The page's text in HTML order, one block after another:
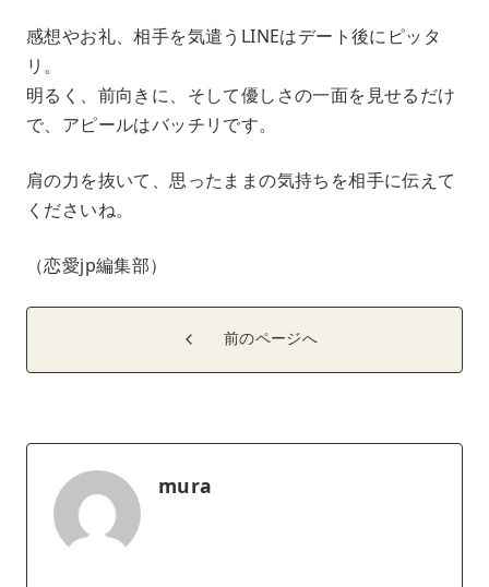
感想やお礼、相手を気遣うLINEはデート後にピッタ
リ。
明るく、前向きに、そして優しさの一面を見せるだけ
で、アピールはバッチリです。
肩の力を抜いて、思ったままの気持ちを相手に伝えて
くださいね。
（恋愛jp編集部）
前のページへ
mura